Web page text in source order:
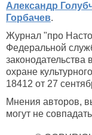
Александр
Горбачев.
Журнал "про
Федеральной
охране
18412 от 27
Мнения авторов,
могут не